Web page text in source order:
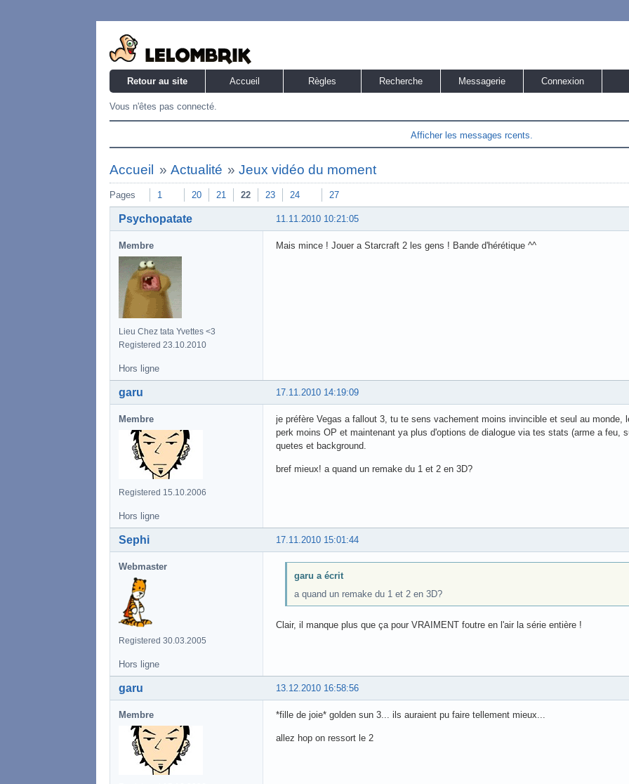
Retour au site Accueil Règles Recherche Messagerie Connexion
Vous n'êtes pas connecté.
Afficher les messages rcents.
Accueil » Actualité »Jeux vidéo du moment
Pages 1 20 21 22 23 24 27
11.11.2010 10:21:05
Psychopatate
Membre
Lieu Chez tata Yvettes <3
Registered 23.10.2010
Mais mince ! Jouer a Starcraft 2 les gens ! Bande d'hérétique ^^
Hors ligne
17.11.2010 14:19:09
garu
Membre
Registered 15.10.2006
je préfère Vegas a fallout 3, tu te sens vachement moins invincible et seul au
perk moins OP et maintenant ya plus d'options de dialogue via tes stats (arme a feu,
quetes et background.
bref mieux! a quand un remake du 1 et 2 en 3D?
Hors ligne
17.11.2010 15:01:44
Sephi
Webmaster
Registered 30.03.2005
garu a écrit
a quand un remake du 1 et 2 en 3D?
Clair, il manque plus que ça pour VRAIMENT foutre en l'air la série entière !
Hors ligne
13.12.2010 16:58:56
garu
Membre *fille de joie* golden sun 3... ils auraient pu faire tellement mieux...
allez hop on ressort le 2